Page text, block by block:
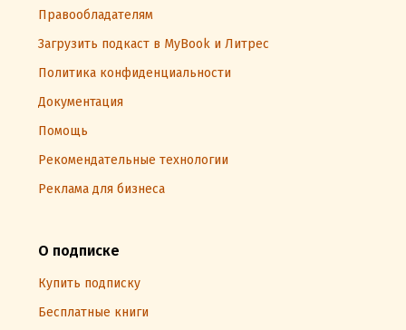
Правообладателям
Загрузить подкаст в MyBook и Литрес
Политика конфиденциальности
Документация
Помощь
Рекомендательные технологии
Реклама для бизнеса
О подписке
Купить подписку
Бесплатные книги